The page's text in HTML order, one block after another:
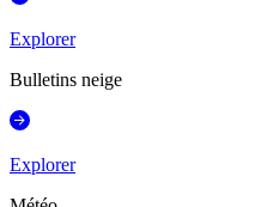
Explorer
Bulletins neige
Explorer